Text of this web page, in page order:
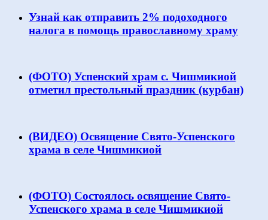
Узнай как отправить 2% подоходного
налога в помощь православному храму
(ФОТО) Успенский храм с. Чишмикиой
отметил престольный праздник (курбан)
(ВИДЕО) Освящение Свято-Успенского
храма в селе Чишмикиой
(ФОТО) Состоялось освящение Свято-
Успенского храма в селе Чишмикиой